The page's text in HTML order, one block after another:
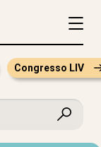
Congresso LIV